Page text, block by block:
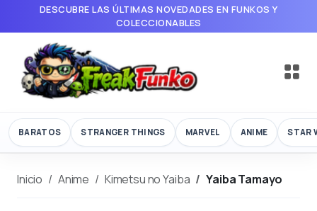
DESCUBRE LAS ÚLTIMAS NOVEDADES EN FUNKOS Y
COLECCIONABLES
BARATOS STRANGER THINGS MARVEL ANIME STAR
Inicio Anime Kimetsu no Yaiba Yaiba Tamayo